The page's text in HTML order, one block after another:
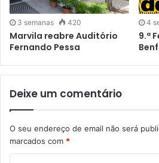
3 semanas 420
Marvila reabre Auditório
Fernando Pessa
4
9.ª
Deixe um comentário
O seu endereço de email não será
marcados com *